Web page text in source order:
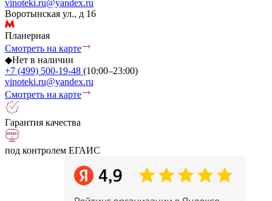
vinoteki.ru@yandex.ru
Воротынская ул., д 16
Планерная
Смотреть на карте
◆Нет в наличии
+7 (499) 500-19-48 (10:00–23:00)
vinoteki.ru@yandex.ru
Смотреть на карте
Гарантия качества
под контролем ЕГАИС